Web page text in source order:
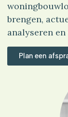
brengen,
analyseren
Plan een